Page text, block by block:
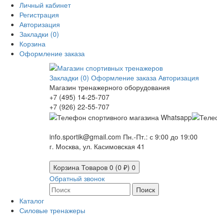
Личный кабинет
Регистрация
Авторизация
Закладки (0)
Корзина
Оформление заказа
Закладки (0) Оформление заказа Авторизация
Магазин тренажерного оборудования
+7 (495) 14-25-707
+7 (926) 22-55-707
info.sportik@gmail.com Пн.-Пт.: с 9:00 до 19:00
г. Москва, ул. Касимовская 41
Корзина Товаров 0 (0 ₽) 0
Обратный звонок
Поиск
Каталог
Силовые тренажеры